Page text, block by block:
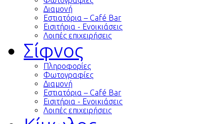
Διαμονή
Εστιατόρια – Café Bar
Εισιτήρια - Ενοικιάσεις
Λοιπές επιχειρήσεις
Σίφνος
Πληροφορίες
Φωτογραφίες
Διαμονή
Εστιατόρια – Café Bar
Εισιτήρια - Ενοικιάσεις
Λοιπές επιχειρήσεις